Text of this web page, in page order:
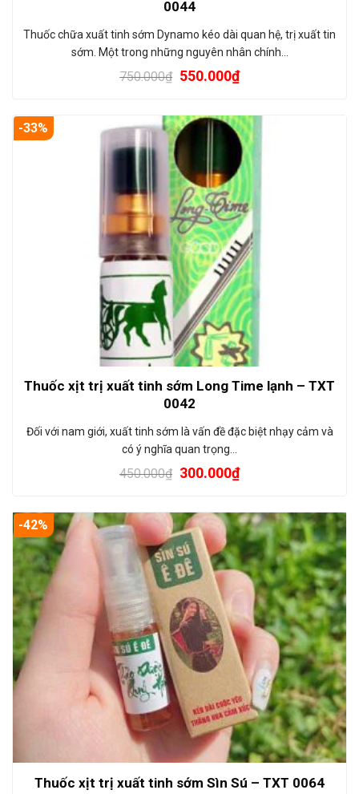
0044
Thuốc chữa xuất tinh sớm Dynamo kéo dài quan hệ, trị xuất tin
sớm. Một trong những nguyên nhân chính…
750.000₫ 550.000₫
-33%
Thuốc xịt trị xuất tinh sớm Long Time lạnh – TXT
0042
Đối với nam giới, xuất tinh sớm là vấn đề đặc biệt nhạy cảm và
có ý nghĩa quan trọng…
450.000₫ 300.000₫
-42%
Thuốc xịt trị xuất tinh sớm Sìn Sú – TXT 0064